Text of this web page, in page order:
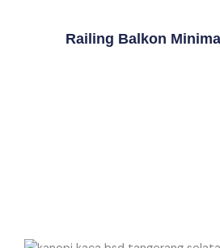
Railing Balkon